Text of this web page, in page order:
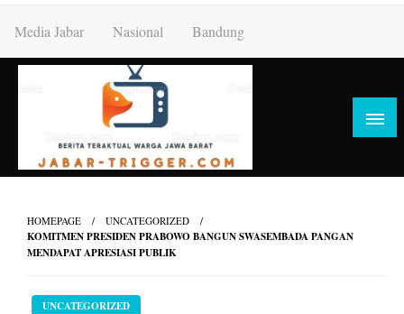
content
Media Jabar Nasional Bandung
HOMEPAGE UNCATEGORIZED
KOMITMEN PRESIDEN PRABOWO BANGUN SWASEMBADA PANGAN
MENDAPAT APRESIASI PUBLIK
UNCATEGORIZED